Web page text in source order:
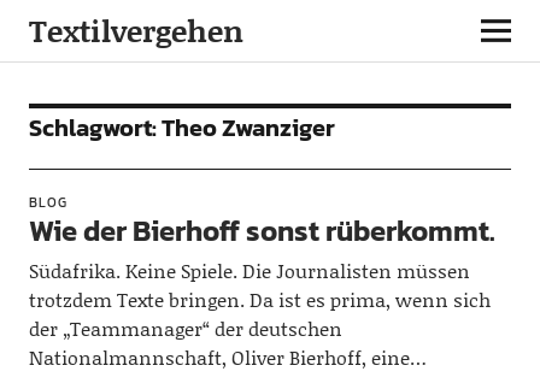
Textilvergehen
Schlagwort:Theo Zwanziger
BLOG
Wie der Bierhoff sonst rüberkommt.
Südafrika. Keine Spiele. Die Journalisten müssen
trotzdem Texte bringen. Da ist es prima, wenn sich
der „Teammanager“ der deutschen
Nationalmannschaft, Oliver Bierhoff, eine…